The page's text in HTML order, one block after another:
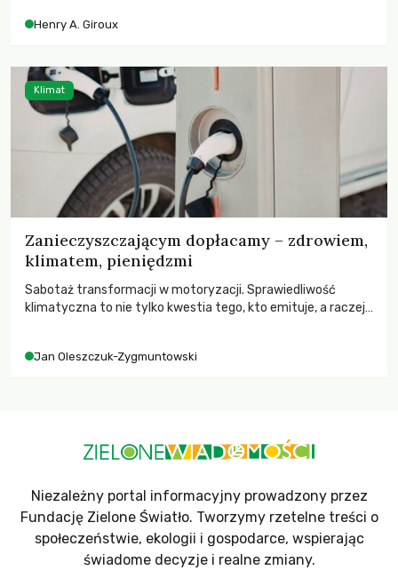
wychowają świadomych obywateli?
Henry A. Giroux
Zanieczyszczającym dopłacamy – zdrowiem,
klimatem, pieniędzmi
Sabotaż transformacji w motoryzacji. Sprawiedliwość
klimatyczna to nie tylko kwestia tego, kto emituje, a raczej
Jan Oleszczuk-Zygmuntowski
Klimat
Niezależny portal informacyjny prowadzony przez
Fundację Zielone Światło. Tworzymy rzetelne treści o
społeczeństwie, ekologii i gospodarce, wspierając
świadome decyzje i realne zmiany.